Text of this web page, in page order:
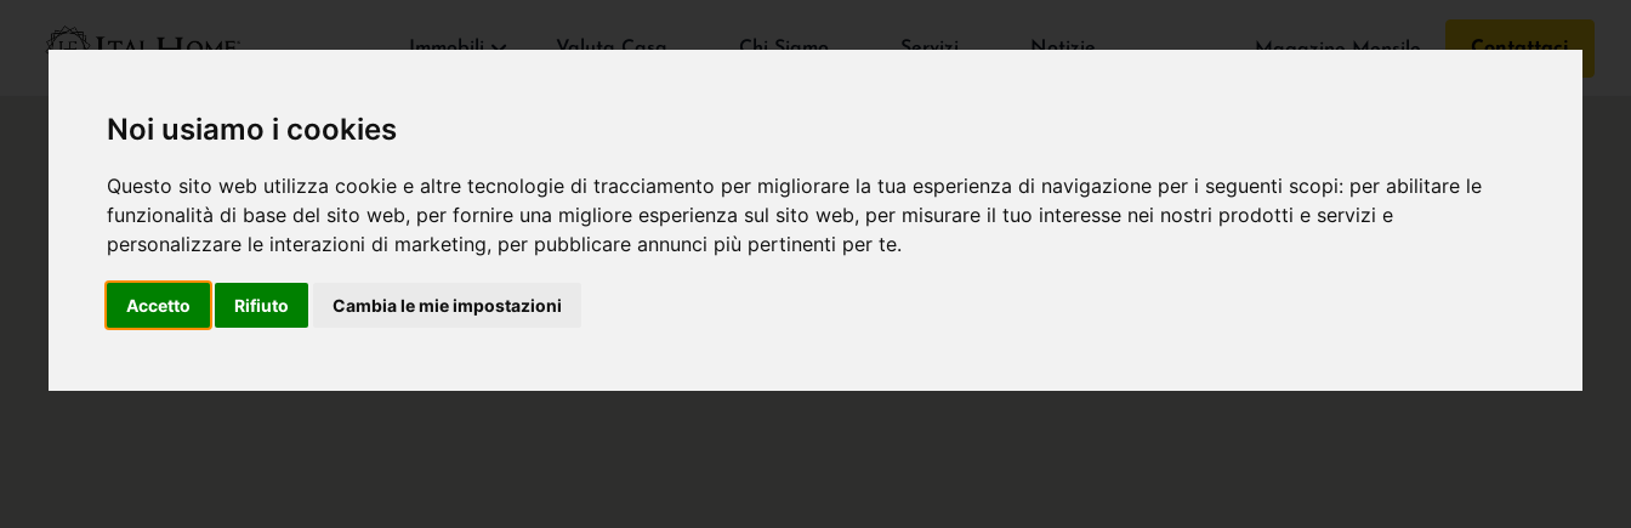
Noi usiamo i cookies
Questo sito web utilizza cookie e altre tecnologie di tracciamento per migliorare la tua esperienza di navigazione per i seguenti scopi: per abilitare le
funzionalità di base del sito web, per fornire una migliore esperienza sul sito web, per misurare il tuo interesse nei nostri prodotti e servizi e
personalizzare le interazioni di marketing, per pubblicare annunci più pertinenti per te.
Accetto Rifiuto Cambia le mie impostazioni
Immobili Valuta Casa Chi Siamo Servizi Notizie Magazine Mensile Contattaci